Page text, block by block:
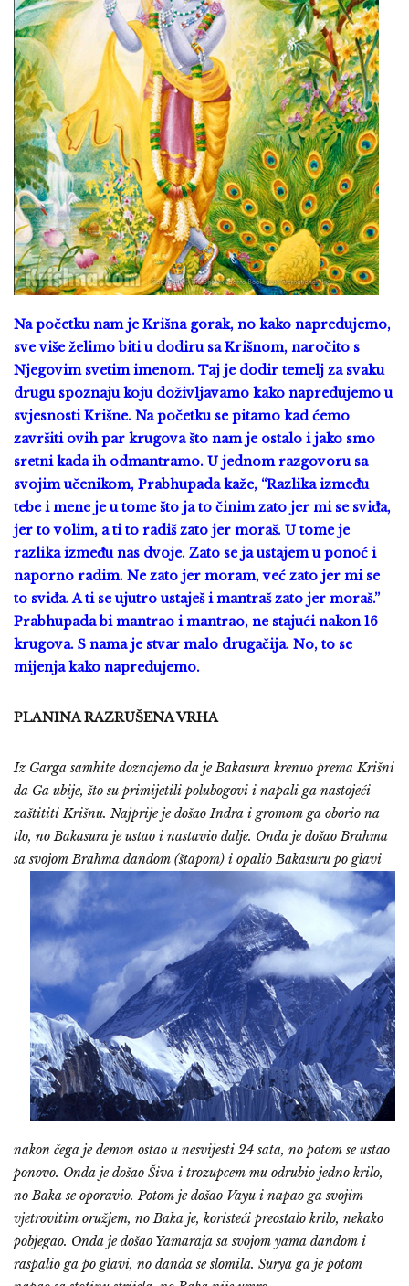
Na početku nam je Krišna gorak, no kako napredujemo,
sve više želimo biti u dodiru sa Krišnom, naročito s
Njegovim svetim imenom. Taj je dodir temelj za svaku
drugu spoznaju koju doživljavamo kako napredujemo u
svjesnosti Krišne. Na početku se pitamo kad ćemo
završiti ovih par krugova što nam je ostalo i jako smo
sretni kada ih odmantramo. U jednom razgovoru sa
svojim učenikom, Prabhupada kaže, “Razlika između
tebe i mene je u tome što ja to činim zato jer mi se sviđa,
jer to volim, a ti to radiš zato jer moraš. U tome je
razlika između nas dvoje. Zato se ja ustajem u ponoć i
naporno radim. Ne zato jer moram, već zato jer mi se
to sviđa. A ti se ujutro ustaješ i mantraš zato jer moraš.”
Prabhupada bi mantrao i mantrao, ne stajući nakon 16
krugova. S nama je stvar malo drugačija. No, to se
mijenja kako napredujemo.
PLANINA RAZRUŠENA VRHA
Iz Garga samhite doznajemo da je Bakasura krenuo prema Krišni
da Ga ubije, što su primijetili polubogovi i napali ga nastojeći
zaštititi Krišnu. Najprije je došao Indra i gromom ga oborio na
tlo, no Bakasura je ustao i nastavio dalje. Onda je došao Brahma
sa svojom Brahma dandom (štapom) i opalio Bakasuru po glavi
nakon čega je demon ostao u nesvijesti 24 sata, no potom se ustao
ponovo. Onda je došao Šiva i trozupcem mu odrubio jedno krilo,
no Baka se oporavio. Potom je došao Vayu i napao ga svojim
vjetrovitim oružjem, no Baka je, koristeći preostalo krilo, nekako
pobjegao. Onda je došao Yamaraja sa svojom yama dandom i
raspalio ga po glavi, no danda se slomila. Surya ga je potom